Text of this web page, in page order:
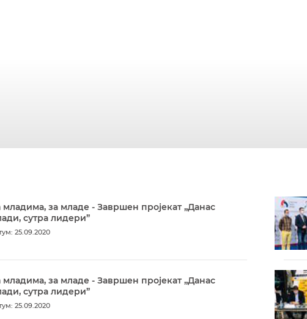
младима, за младе - Завршен пројекат „Данас
сутра лидери”
25.09.2020
младима, за младе - Завршен пројекат „Данас
сутра лидери”
25.09.2020